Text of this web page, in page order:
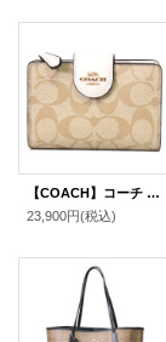
【COACH】コーチ コーティングキャンバス スムースレザー シグネチャー ミディアム コーナー ジップ ウォレット 二つ折り財布 ライトカーキ×チャーク（日本未発売）
23,900円(税込)